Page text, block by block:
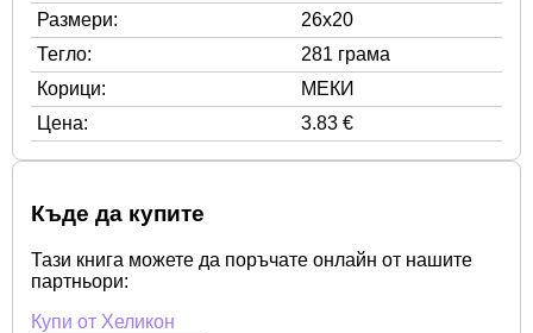
Размери:
26x20
Тегло:
281 грама
Корици:
МЕКИ
Цена:
3.83 €
Къде да купите
Тази книга можете да поръчате онлайн от нашите
партньори:
Купи от Хеликон